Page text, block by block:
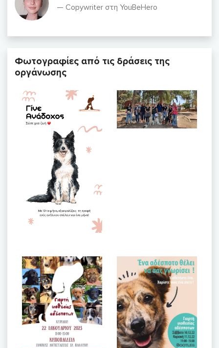
Copywriter στη YouBeHero
Φωτογραφίες από τις δράσεις της
οργάνωσης